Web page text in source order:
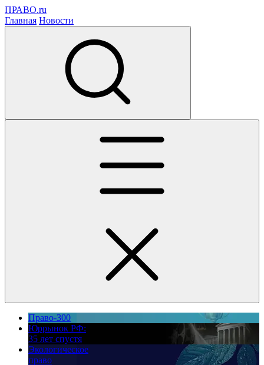
ПРАВО.ru
Главная Новости
Право-300
Юррынок РФ:
35 лет спустя
Экологическое
право